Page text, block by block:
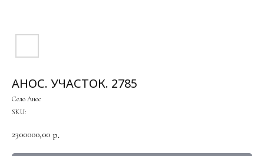
АНОС. УЧАСТОК. 2785
Село Анос
SKU:
2300000,00 р.